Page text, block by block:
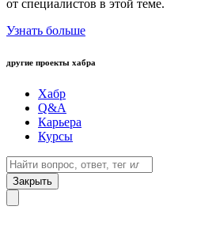
от специалистов в этой теме.
Узнать больше
другие проекты хабра
Хабр
Q&A
Карьера
Курсы
Закрыть